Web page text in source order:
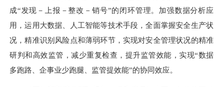
成“发现－上报－整改－销号”的闭环管理。加强数据分析应
用，运用大数据、人工智能等技术手段，全面掌握安全生产状
况，精准识别风险点和薄弱环节，实现对安全管理状况的精准
研判和高效监管，减少重复检查，提升监管效能，实现“数据
多跑路、企事业少跑腿、监管提效能”的协同效应。